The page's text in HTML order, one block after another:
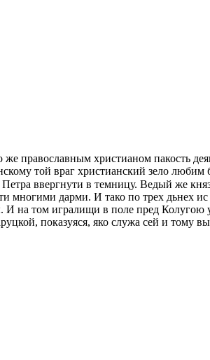
православным христианом пакость
той враг христианский зeло
ввергнути в темницу. Вeдый же
многими дарми. И тако по трех дьнех
на том игралищи в поле пред Колугою
показуяся, яко служа сей и тому